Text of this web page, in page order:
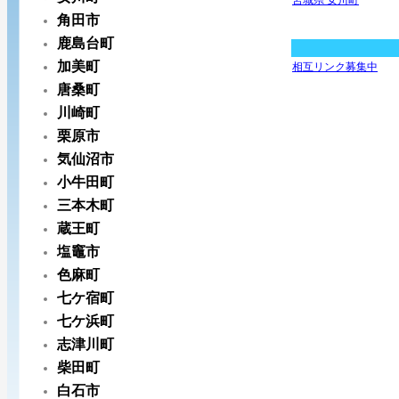
角田市
鹿島台町
加美町
唐桑町
川崎町
栗原市
気仙沼市
小牛田町
三本木町
蔵王町
塩竈市
色麻町
七ケ宿町
七ケ浜町
志津川町
柴田町
白石市
相互リンク募集中